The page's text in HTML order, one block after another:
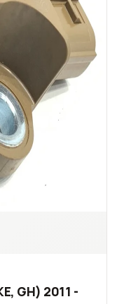
GH) 2011 -